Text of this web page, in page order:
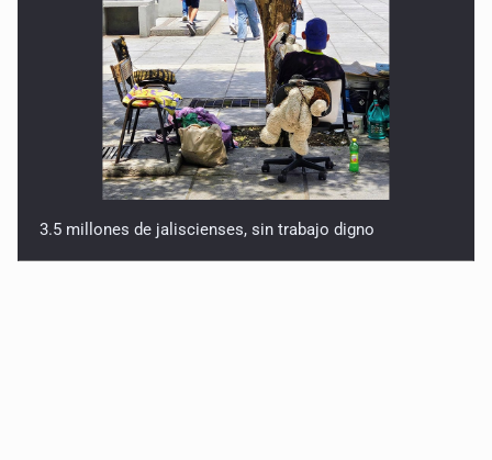
3.5 millones de jaliscienses, sin trabajo digno